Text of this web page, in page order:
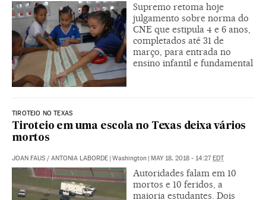
Supremo retoma hoje
julgamento sobre norma do
CNE que estipula 4 e 6 anos,
completados até 31 de
março, para entrada no
ensino infantil e fundamental
TIROTEIO NO TEXAS
Tiroteio em uma escola no Texas deixa vários
mortos
JOAN FAUS / ANTONIA LABORDE | Washington | MAY 18, 2018 - 14:27EDT
Autoridades falam em 10
mortos e 10 feridos, a
maioria estudantes. Dois